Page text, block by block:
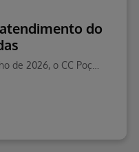
do